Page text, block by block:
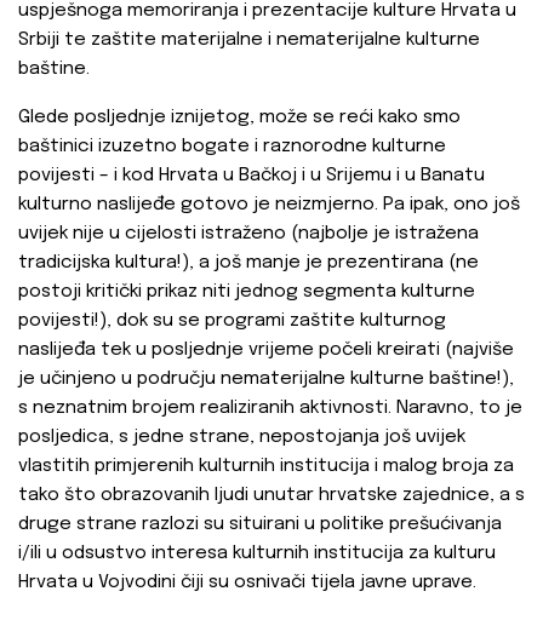
uspješnoga memoriranja i prezentacije kulture Hrvata u
Srbiji te zaštite materijalne i nematerijalne kulturne
baštine.
Glede posljednje iznijetog, može se reći kako smo
baštinici izuzetno bogate i raznorodne kulturne
povijesti – i kod Hrvata u Bačkoj i u Srijemu i u Banatu
kulturno naslijeđe gotovo je neizmjerno. Pa ipak, ono još
uvijek nije u cijelosti istraženo (najbolje je istražena
tradicijska kultura!), a još manje je prezentirana (ne
postoji kritički prikaz niti jednog segmenta kulturne
povijesti!), dok su se programi zaštite kulturnog
naslijeđa tek u posljednje vrijeme počeli kreirati (najviše
je učinjeno u području nematerijalne kulturne baštine!),
s neznatnim brojem realiziranih aktivnosti. Naravno, to je
posljedica, s jedne strane, nepostojanja još uvijek
vlastitih primjerenih kulturnih institucija i malog broja za
tako što obrazovanih ljudi unutar hrvatske zajednice, a s
druge strane razlozi su situirani u politike prešućivanja
i/ili u odsustvo interesa kulturnih institucija za kulturu
Hrvata u Vojvodini čiji su osnivači tijela javne uprave.